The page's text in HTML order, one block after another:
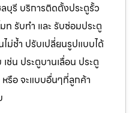
บุรี บริการติดตั้งประตูรั้ว
ท รับทำ และ รับซ่อมประตู
ม่ช้ำ ปรับเปลี่ยนรูปแบบได้
ช่น ประตูบานเลื่อน ประตู
รือ จะแบบอื่นๆที่ลูกค้า